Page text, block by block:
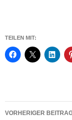
TEILEN MIT:
VORHERIGER